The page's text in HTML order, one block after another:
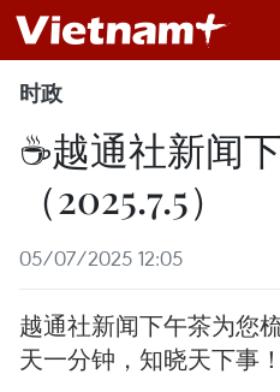
时政
☕️越通社新闻
（2025.7.5）
05/07/2025 12:05
越通社新闻下午茶为您
天一分钟，知晓天下事！